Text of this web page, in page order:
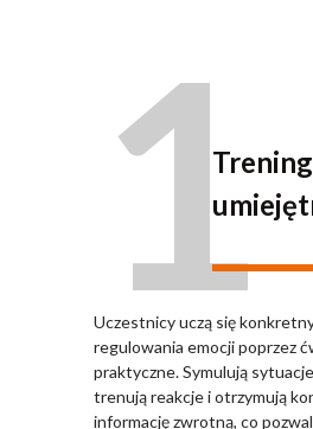
1Trening
Uczestnicy uczą się
regulowania emocji poprzez
praktyczne. Symulują
trenują reakcje i otrzymują
informację zwrotną, co